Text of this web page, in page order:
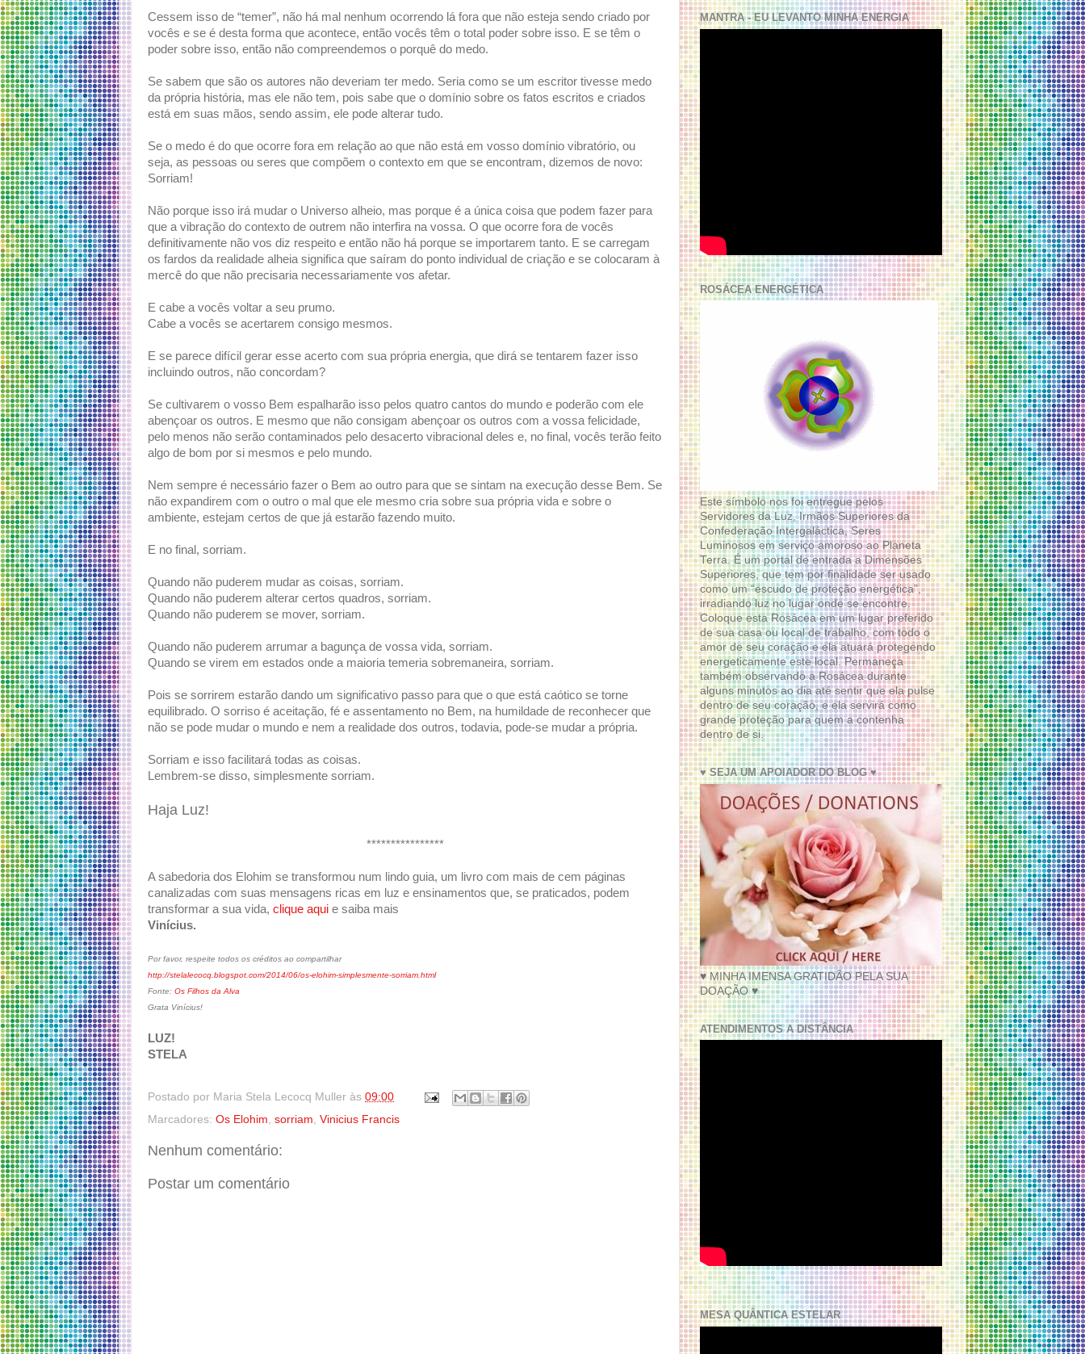
Cessem isso de “temer”, não há mal nenhum ocorrendo lá fora que não esteja sendo criado por
vocês e se é desta forma que acontece, então vocês têm o total poder sobre isso. E se têm o
poder sobre isso, então não compreendemos o porquê do medo.
Se sabem que são os autores não deveriam ter medo. Seria como se um escritor tivesse medo
da própria história, mas ele não tem, pois sabe que o domínio sobre os fatos escritos e criados
está em suas mãos, sendo assim, ele pode alterar tudo.
Se o medo é do que ocorre fora em relação ao que não está em vosso domínio vibratório, ou
seja, as pessoas ou seres que compõem o contexto em que se encontram, dizemos de novo:
Sorriam!
Não porque isso irá mudar o Universo alheio, mas porque é a única coisa que podem fazer para
que a vibração do contexto de outrem não interfira na vossa. O que ocorre fora de vocês
definitivamente não vos diz respeito e então não há porque se importarem tanto. E se carregam
os fardos da realidade alheia significa que saíram do ponto individual de criação e se colocaram à
mercê do que não precisaria necessariamente vos afetar.
E cabe a vocês voltar a seu prumo.
Cabe a vocês se acertarem consigo mesmos.
E se parece difícil gerar esse acerto com sua própria energia, que dirá se tentarem fazer isso
incluindo outros, não concordam?
Se cultivarem o vosso Bem espalharão isso pelos quatro cantos do mundo e poderão com ele
abençoar os outros. E mesmo que não consigam abençoar os outros com a vossa felicidade,
pelo menos não serão contaminados pelo desacerto vibracional deles e, no final, vocês terão feito
algo de bom por si mesmos e pelo mundo.
Nem sempre é necessário fazer o Bem ao outro para que se sintam na execução desse Bem. Se
não expandirem com o outro o mal que ele mesmo cria sobre sua própria vida e sobre o
ambiente, estejam certos de que já estarão fazendo muito.
E no final, sorriam.
Quando não puderem mudar as coisas, sorriam.
Quando não puderem alterar certos quadros, sorriam.
Quando não puderem se mover, sorriam.
Quando não puderem arrumar a bagunça de vossa vida, sorriam.
Quando se virem em estados onde a maioria temeria sobremaneira, sorriam.
Pois se sorrirem estarão dando um significativo passo para que o que está caótico se torne
equilibrado. O sorriso é aceitação, fé e assentamento no Bem, na humildade de reconhecer que
não se pode mudar o mundo e nem a realidade dos outros, todavia, pode-se mudar a própria.
Sorriam e isso facilitará todas as coisas.
Lembrem-se disso, simplesmente sorriam.
Haja Luz!
****************
A sabedoria dos Elohim se transformou num lindo guia, um livro com mais de cem páginas
canalizadas com suas mensagens ricas em luz e ensinamentos que, se praticados, podem
transformar a sua vida, clique aqui e saiba mais
Vinícius.
Por favor, respeite todos os créditos ao compartilhar
http://stelalecocq.blogspot.com/2014/06/os-elohim-simplesmente-sorriam.html
Fonte: Os Filhos da Alva
Grata Vinícius!
LUZ!
STELA
Postado por Maria Stela Lecocq Muller às 09:00
Marcadores: Os Elohim sorriam Vinicius Francis
Nenhum comentário:
Postar um comentário
MANTRA - EU LEVANTO MINHA ENERGIA
ROSÁCEA ENERGÉTICA
Este símbolo nos foi entregue pelos
Servidores da Luz, Irmãos Superiores da
Confederação Intergaláctica, Seres
Luminosos em serviço amoroso ao Planeta
Terra. É um portal de entrada a Dimensões
Superiores, que tem por finalidade ser usado
como um “escudo de proteção energética”,
irradiando luz no lugar onde se encontre.
Coloque esta Rosácea em um lugar preferido
de sua casa ou local de trabalho, com todo o
amor de seu coração e ela atuará protegendo
energeticamente este local. Permaneça
também observando a Rosácea durante
alguns minutos ao dia até sentir que ela pulse
dentro de seu coração, e ela servirá como
grande proteção para quem a contenha
dentro de si.
♥ SEJA UM APOIADOR DO BLOG ♥
♥ MINHA IMENSA GRATIDÃO PELA SUA
DOAÇÃO ♥
ATENDIMENTOS A DISTÂNCIA
MESA QUÂNTICA ESTELAR